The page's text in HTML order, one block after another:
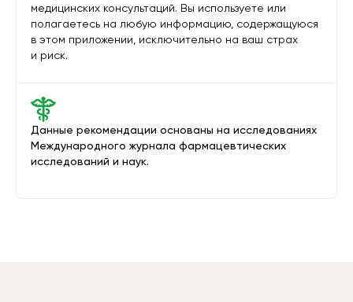
Данные рекомендации основаны на исследованиях
Международного журнала фармацевтических
исследований и наук.
медицинских консультаций. Вы используете или
полагаетесь на любую информацию, содержащуюся
в этом приложении, исключительно на ваш страх
и риск.